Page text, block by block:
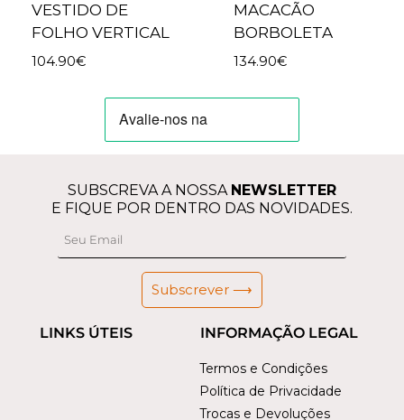
VESTIDO DE
FOLHO VERTICAL
104.90€
MACACÃO
BORBOLETA
134.90€
INFORMAÇÃO LEGAL
Termos e Condições
Política de Privacidade
Trocas e Devoluções
LINKS ÚTEIS
SUBSCREVA A NOSSA NEWSLETTER
E FIQUE POR DENTRO DAS NOVIDADES.
Subscrever ⟶